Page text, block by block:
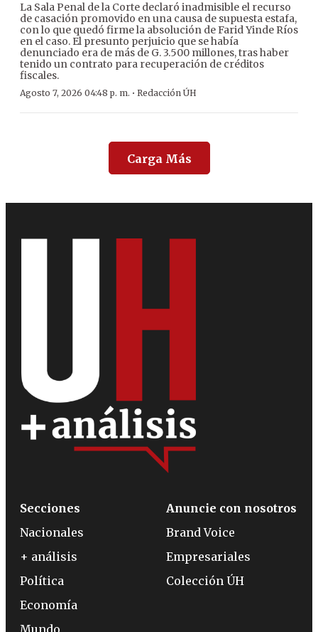
La Sala Penal de la Corte declaró inadmisible el recurso
de casación promovido en una causa de supuesta estafa,
con lo que quedó firme la absolución de Farid Yinde Ríos
en el caso. El presunto perjuicio que se había
denunciado era de más de G. 3.500 millones, tras haber
tenido un contrato para recuperación de créditos
fiscales.
Agosto 7, 2026 04:48 p. m. · Redacción ÚH
Carga Más
Secciones
Nacionales
+ análisis
Política
Economía
Mundo
Anuncie con nosotros
Brand Voice
Empresariales
Colección ÚH